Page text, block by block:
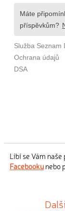
Líbí se Vám
Facebookunebo